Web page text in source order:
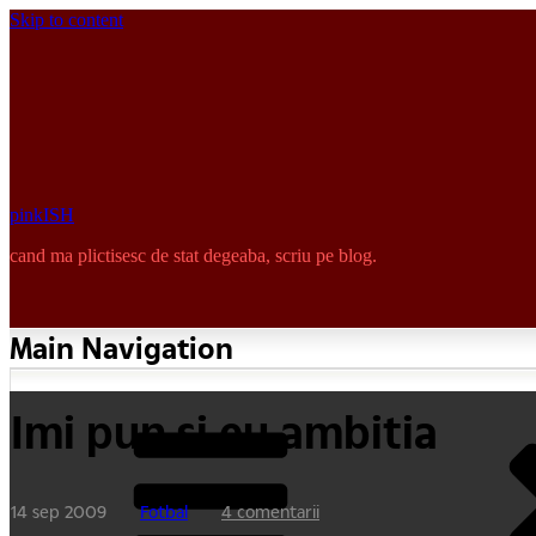
Skip to content
pinkISH
cand ma plictisesc de stat degeaba, scriu pe blog.
Main Navigation
Imi pun si eu ambitia
14 sep 2009 Fotbal 4 comentarii